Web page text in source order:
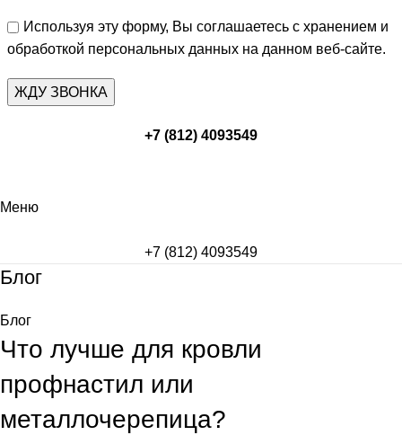
Используя эту форму, Вы соглашаетесь с хранением и
обработкой персональных данных на данном веб-сайте.
+7 (812) 4093549
Меню
+7 (812) 4093549
Блог
Блог
Что лучше для кровли
профнастил или
металлочерепица?